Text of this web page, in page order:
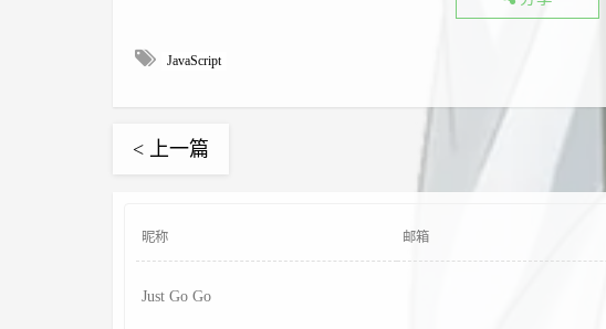
JavaScript
< 上一篇